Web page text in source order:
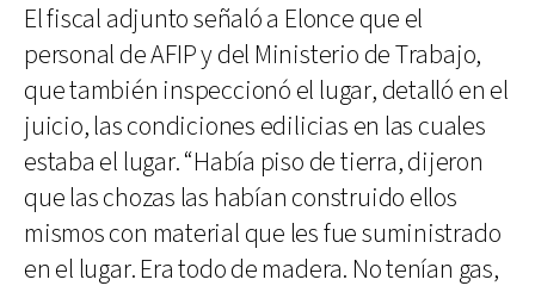
El fiscal adjunto señaló a Elonce que el
personal de AFIP y del Ministerio de Trabajo,
que también inspeccionó el lugar, detalló en el
juicio, las condiciones edilicias en las cuales
estaba el lugar. “Había piso de tierra, dijeron
que las chozas las habían construido ellos
mismos con material que les fue suministrado
en el lugar. Era todo de madera. No tenían gas,